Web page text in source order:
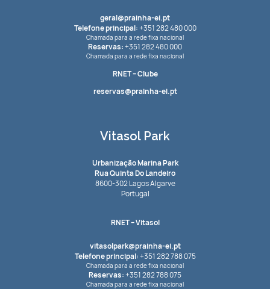
geral@prainha-ei.pt
Telefone principal:+351 282 480 000
Chamada para a rede fixa nacional
Reservas:+351 282 480 000
Chamada para a rede fixa nacional
RNET– Clube
reservas@prainha-ei.pt
Vitasol Park
Urbanização Marina Park
Rua Quinta Do Landeiro
8600-302 Lagos Algarve
Portugal
RNET– Vitasol
vitasolpark@prainha-ei.pt
Telefone principal:+351 282 788 075
Chamada para a rede fixa nacional
Reservas:+351 282 788 075
Chamada para a rede fixa nacional